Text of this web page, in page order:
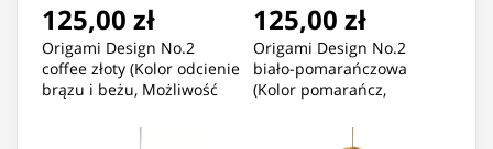
125,00 zł
Origami Design No.2
coffee złoty (Kolor odcienie
brązu i beżu, Możliwość
125,00 zł
Origami Design No.2
biało-pomarańczowa
(Kolor pomarańcz,